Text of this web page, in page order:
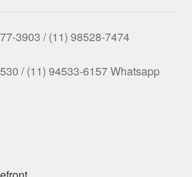
3903 / (11) 98528-7474
/ (11) 94533-6157 Whatsapp